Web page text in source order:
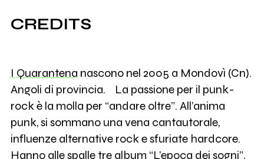
CREDITS
I Quarantena nascono nel 2005 a Mondovì (Cn).
Angoli di provincia. La passione per il punk-
rock è la molla per “andare oltre”. All’anima
punk, si sommano una vena cantautorale,
influenze alternative rock e sfuriate hardcore.
Hanno alle spalletrealbum “L’epoca dei sogni”,